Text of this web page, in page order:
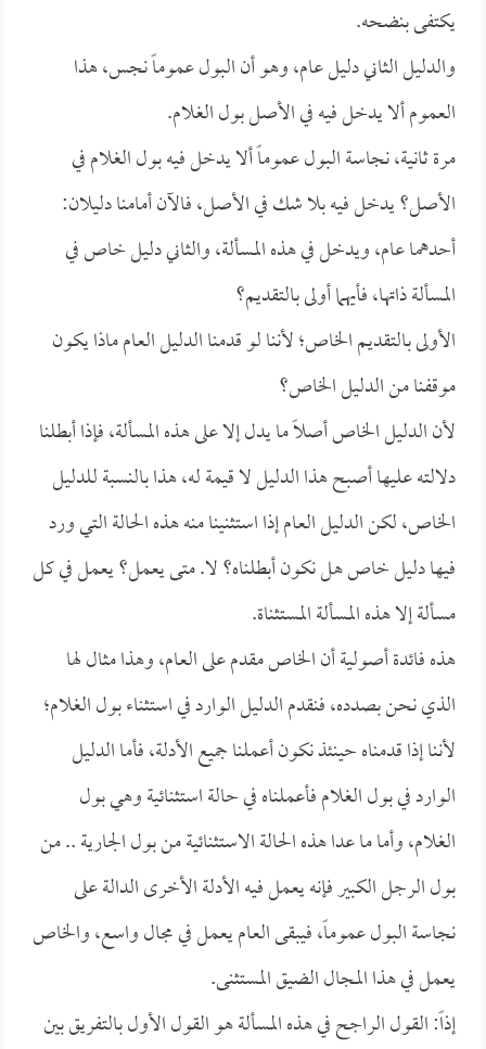
يكتفى بنضحه.
والدليل الثاني دليل عام، وهو أن البول عموماً نجس، هذا
العموم ألا يدخل فيه في الأصل بول الغلام.
مرة ثانية، نجاسة البول عموماً ألا يدخل فيه بول الغلام في
الأصل؟ يدخل فيه بلا شك في الأصل، فالآن أمامنا دليلان:
أحدهما عام، ويدخل في هذه المسألة، والثاني دليل خاص في
المسألة ذاتها، فأيهما أولى بالتقديم؟
الأولى بالتقديم الخاص؛ لأننا لو قدمنا الدليل العام ماذا يكون
موقفنا من الدليل الخاص؟
لأن الدليل الخاص أصلاً ما يدل إلا على هذه المسألة، فإذا أبطلنا
دلالته عليها أصبح هذا الدليل لا قيمة له، هذا بالنسبة للدليل
الخاص، لكن الدليل العام إذا استثنينا منه هذه الحالة التي ورد
فيها دليل خاص هل نكون أبطلناه؟ لا. متى يعمل؟ يعمل في كل
مسألة إلا هذه المسألة المستثناة.
هذه فائدة أصولية أن الخاص مقدم على العام، وهذا مثال لها
الذي نحن بصدده، فنقدم الدليل الوارد في استثناء بول الغلام؛
لأننا إذا قدمناه حينئذ نكون أعملنا جميع الأدلة، فأما الدليل
الوارد في بول الغلام فأعملناه في حالة استثنائية وهي بول
الغلام، وأما ما عدا هذه الحالة الاستثنائية من بول الجارية .. من
بول الرجل الكبير فإنه يعمل فيه الأدلة الأخرى الدالة على
نجاسة البول عموماً، فيبقى العام يعمل في مجال واسع، والخاص
يعمل في هذا المجال الضيق المستثنى.
إذاً: القول الراجح في هذه المسألة هو القول الأول بالتفريق بين